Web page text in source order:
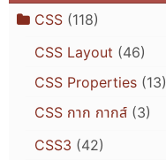
CSS(118)
CSS Layout (46)
CSS Properties(13)
CSS กาก กากส์(3)
CSS3 (42)